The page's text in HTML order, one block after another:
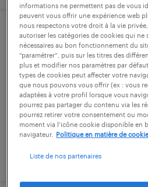
charpentier bois (f/h)
cahors, lot
intérim
15,00 € par heure
publié le 22 juillet 2026
informations ne permettent pas de vous
peuvent vous offrir une expérience web
nous respectons votre droit à la vie
autoriser les catégories de cookies qui ne
nécessaires au bon fonctionnement du
“paramétrer”, puis sur les titres des
plus et modifier nos paramètres par
types de cookies peut affecter votre
que nous pouvons vous offrir (ex : vous
adaptées à votre profil lorsque vous
pourrez pas partager du contenu via les
pourrez retirer votre consentement ou
moment via l’icône cookie disponible en
navigateur.
Politique en matière de
Liste de nos partenaires